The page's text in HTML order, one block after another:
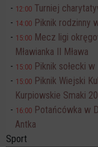
12:00 Turniej
14:00 Piknik rodzinny
15:00 Mecz ligi
Mławianka II Mława
15:00 Piknik sołecki
15:00 Piknik Wiejski
Kurpiowskie Smaki
16:00 Potańcówka w
Antka
Sport